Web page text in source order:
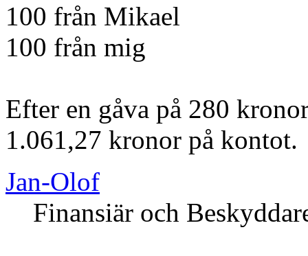
100 från Mikael
100 från mig
Efter en gåva på 280
1.061,27 kronor på kontot.
Jan-Olof
Finansiär och